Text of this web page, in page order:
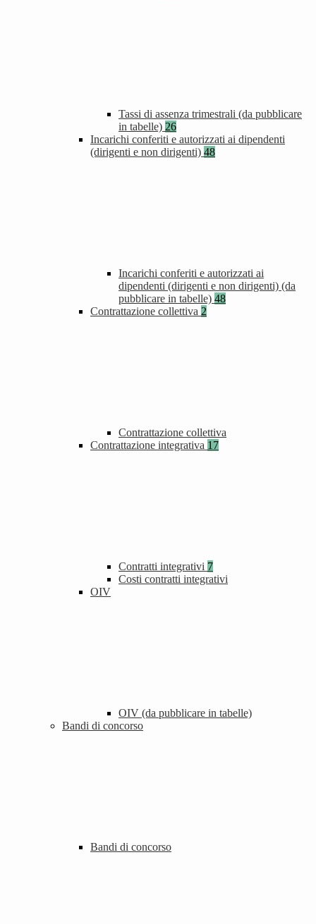
Tassi di assenza trimestrali (da pubblicare
in tabelle) 26
Incarichi conferiti e autorizzati ai dipendenti
(dirigenti e non dirigenti) 48
Incarichi conferiti e autorizzati ai
dipendenti (dirigenti e non dirigenti) (da
pubblicare in tabelle) 48
Contrattazione collettiva 2
Contrattazione collettiva
Contrattazione integrativa 17
Contratti integrativi 7
Costi contratti integrativi
OIV
OIV (da pubblicare in tabelle)
Bandi di concorso
Bandi di concorso